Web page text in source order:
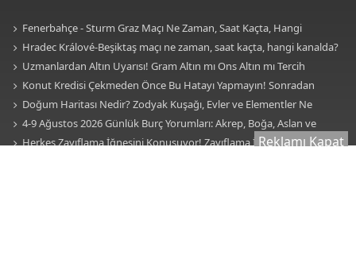
Fenerbahçe - Sturm Graz Maçı Ne Zaman, Saat Kaçta, Hangi
Kanalda? TV100 Şifresiz Canlı Maç İzle
Hradec Králové-Beşiktaş maçı ne zaman, saat kaçta, hangi kanalda?
BJK Avrupa Ligi maçı şifresiz kanalda mı? Hradec Králové-Beşiktaş maçı
şifresiz, HD canlı yayın
Uzmanlardan Altın Uyarısı! Gram Altın mı Ons Altın mı Tercih
Edilmeli?
Konut Kredisi Çekmeden Önce Bu Hatayı Yapmayın! Sonradan
Pişman Olabilirsiniz
Doğum Haritası Nedir? Zodyak Kuşağı, Evler ve Elementler Ne
Anlama Geliyor? İşte Burçlar, Evler ve Elementlerin Anlamı!
4-9 Ağustos 2026 Günlük Burç Yorumları: Akrep, Boğa, Aslan ve
Kova Burçları Hayatınızda Köklü Bir Değişiklik Olacak!
Herkes Zayıflama İğnesini Konuşuyor! Zayıflama İğnesiReklamı Kapat